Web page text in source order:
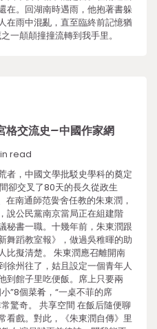
在。回湖南時遇雨，他抱著書躲
在雨中混亂，直至臨終前記憶猶
一顛顛撞撞流轉到我手里。
格交流史–中國作家網
read
者，中國文學批駁史學科的奠定
卻交叉了80天的長久從政生
南通師范黌舍任教的朱東潤，
說公民黨南京當局正在組建階
秘書一職。十幾年前，朱東潤跟
舞蹈教室報》，做過吳稚暉的助
比擬清楚。 朱東潤應召離開南
徐州往了，姑且設定一個青年人
到館子里吃便飯。席上只要兩
”8個菜肴，“一桌不菲的席
驚奇。 共享空間 在飯后隨便聊
看戲。對此，《朱東潤自傳》里